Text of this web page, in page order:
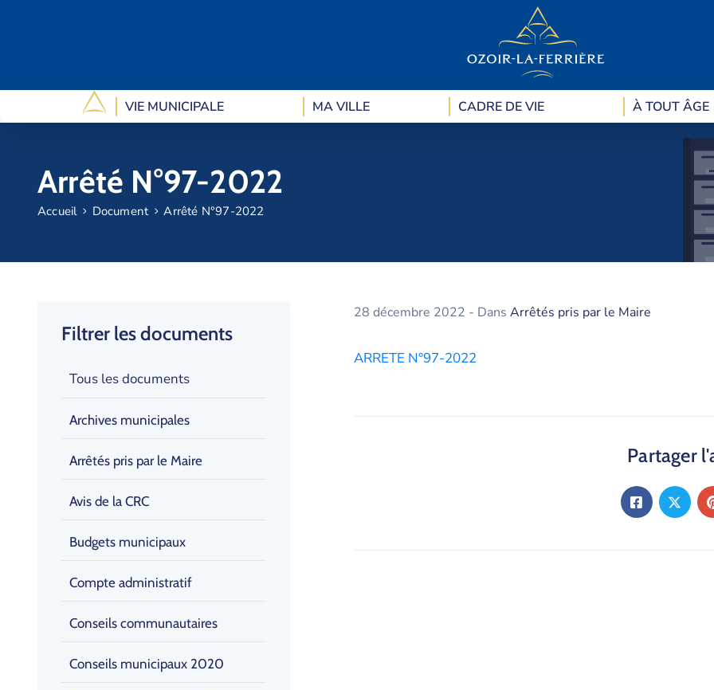
VIE MUNICIPALE MA VILLE CADRE DE VIE À TOUT ÂGE
Arrêté N°97-2022
Accueil Document Arrêté N°97-2022
Filtrer les documents
Tous les documents
Archives municipales
Arrêtés pris par le Maire
Avis de la CRC
Budgets municipaux
Compte administratif
Conseils communautaires
Conseils municipaux 2020
28 décembre 2022 - Dans Arrêtés pris par le Maire
ARRETE N°97-2022
Partager